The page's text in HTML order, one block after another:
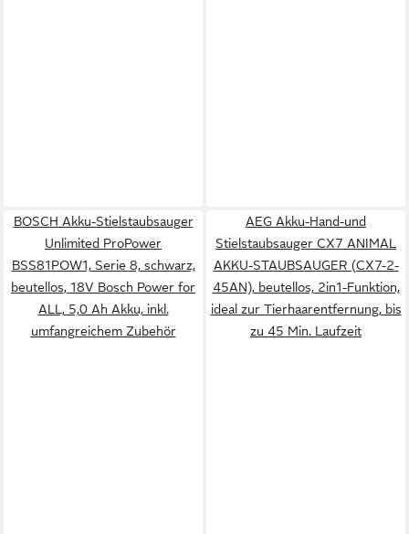
BOSCH Akku-Stielstaubsauger
Unlimited ProPower
BSS81POW1, Serie 8, schwarz,
beutellos, 18V Bosch Power for
ALL, 5,0 Ah Akku, inkl.
umfangreichem Zubehör
AEG Akku-Hand-und
Stielstaubsauger CX7 ANIMAL
AKKU-STAUBSAUGER (CX7-2-
45AN), beutellos, 2in1-Funktion,
ideal zur Tierhaarentfernung, bis
zu 45 Min. Laufzeit